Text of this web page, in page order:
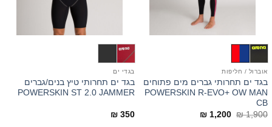
אוברול / חליפות
בגד ים תחרותי גברים מים פתוחים
POWERSKIN R-EVO+ OW MAN
CB
₪1,900
המחיר
המקורי
₪1,200
בגדי ים
בגד ים תחרותי טיץ בנים/גברים
POWERSKIN ST 2.0 JAMMER
₪ 350